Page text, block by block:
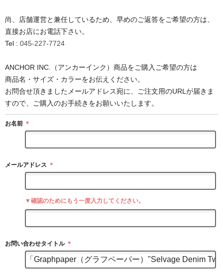
尚、店舗運営と兼任しているため、早めのご返答をご希望の方は、
直接お店にお電話下さい。
Tel : 045-227-7724
ANCHOR INC.（アンカーインク）商品をご購入ご希望の方は
商品名・サイズ・カラーをお伝えください。
お問合せ頂きましたメールアドレス宛に、ご注文用のURLが届きま
すので、ご購入のお手続きをお願いいたします。
お名前 ＊
メールアドレス ＊
▼確認のためにもう一度入力してください。
お問い合わせタイトル ＊